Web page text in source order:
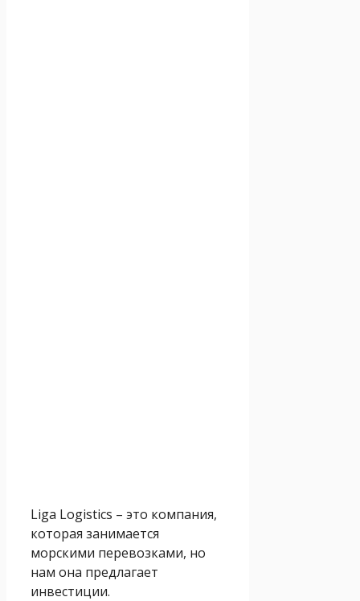
Liga Logistics – это компания,
которая занимается
морскими перевозками, но
нам она предлагает
инвестиции.